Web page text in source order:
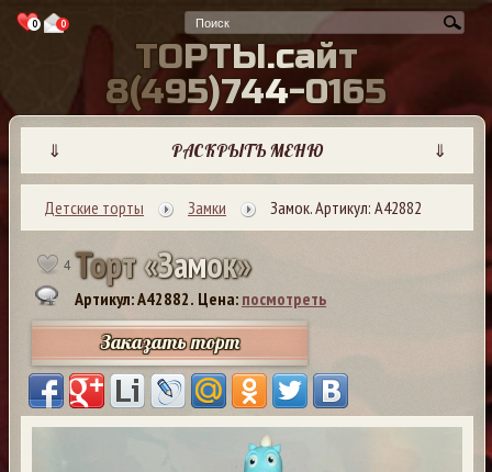
0 0
ТОРТЫ.сайт
8(495)744-0165
⇓ РАСКРЫТЬ МЕНЮ ⇓
Детские торты Замки Замок. Артикул: А42882
4Торт«Замок»
Артикул: A42882. Цена: посмотреть
Заказать торт